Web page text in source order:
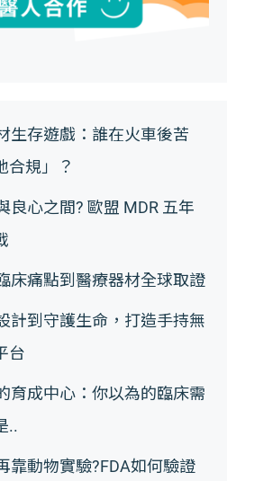
生存遊戲：誰在火車後苦
合規」？
良心之間? 歐盟 MDR 五年
床痛點到醫療器材全球取證
計到守護生命，打造手持無
台
育成中心：你以為的臨床需
..
靠動物實驗?FDA如何驗證